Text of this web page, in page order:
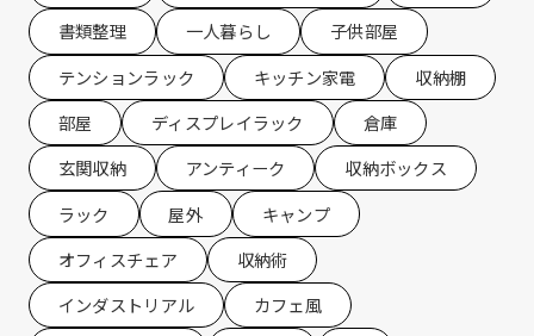
書類整理
一人暮らし
子供部屋
テンションラック
キッチン家電
収納棚
部屋
ディスプレイラック
倉庫
玄関収納
アンティーク
収納ボックス
ラック
屋外
キャンプ
オフィスチェア
収納術
インダストリアル
カフェ風